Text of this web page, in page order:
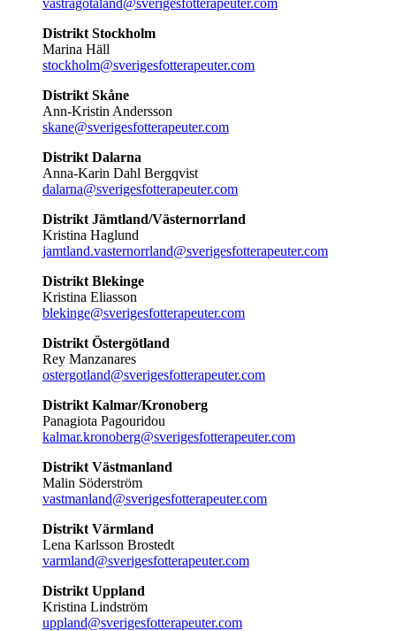
Distrikt Stockholm
Marina Häll
stockholm@sverigesfotterapeuter.com
Distrikt Skåne
Ann-Kristin Andersson
skane@sverigesfotterapeuter.com
Distrikt Dalarna
Anna-Karin Dahl Bergqvist
dalarna@sverigesfotterapeuter.com
Distrikt Jämtland/Västernorrland
Kristina Haglund
jamtland.vasternorrland@sverigesfotterapeuter.com
Distrikt Blekinge
Kristina Eliasson
blekinge@sverigesfotterapeuter.com
Distrikt Östergötland
Rey Manzanares
ostergotland@sverigesfotterapeuter.com
Distrikt Kalmar/Kronoberg
Panagiota Pagouridou
kalmar.kronoberg@sverigesfotterapeuter.com
Distrikt Västmanland
Malin Söderström
vastmanland@sverigesfotterapeuter.com
Distrikt Värmland
Lena Karlsson Brostedt
varmland@sverigesfotterapeuter.com
Distrikt Uppland
Kristina Lindström
uppland@sverigesfotterapeuter.com